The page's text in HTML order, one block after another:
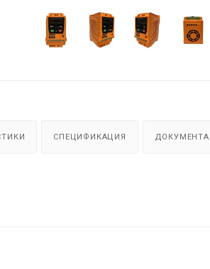
СПЕЦИФИКАЦИЯ